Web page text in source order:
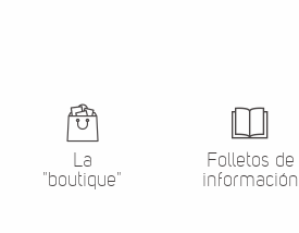
La
"boutique"
Folletos de
información